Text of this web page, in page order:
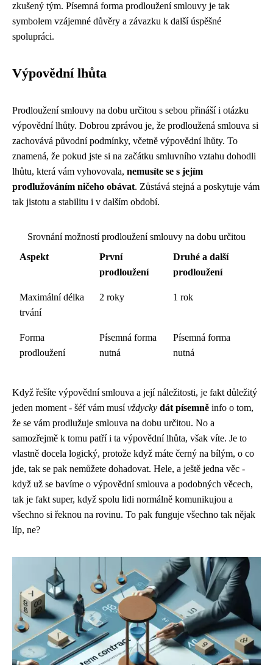
zkušený tým. Písemná forma prodloužení smlouvy je tak
symbolem vzájemné důvěry a závazku k další úspěšné
spolupráci.
Výpovědní lhůta
Prodloužení smlouvy na dobu určitou s sebou přináší i otázku
výpovědní lhůty. Dobrou zprávou je, že prodloužená smlouva si
zachovává původní podmínky, včetně výpovědní lhůty. To
znamená, že pokud jste si na začátku smluvního vztahu dohodli
lhůtu, která vám vyhovovala, nemusíte se s jejím
prodlužováním ničeho obávat. Zůstává stejná a poskytuje vám
tak jistotu a stabilitu i v dalším období.
Srovnání možností prodloužení smlouvy na dobu určitou
Aspekt
První
prodloužení
Druhé a další
prodloužení
Maximální délka
trvání
2 roky 1 rok
Forma
prodloužení
Písemná forma
nutná
Písemná forma
nutná
Když řešíte výpovědní smlouva a její náležitosti, je fakt důležitý
jeden moment - šéf vám musívždycky dát písemně info o tom,
že se vám prodlužuje smlouva na dobu určitou. No a
samozřejmě k tomu patří i ta výpovědní lhůta, však víte. Je to
vlastně docela logický, protože když máte černý na bílým, o co
jde, tak se pak nemůžete dohadovat. Hele, a ještě jedna věc -
když už se bavíme o výpovědní smlouva a podobných věcech,
tak je fakt super, když spolu lidi normálně komunikujou a
všechno si řeknou na rovinu. To pak funguje všechno tak nějak
líp, ne?